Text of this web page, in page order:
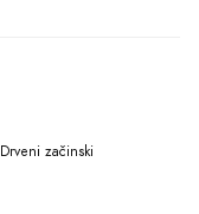
Drveni začinski